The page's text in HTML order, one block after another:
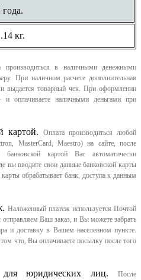
года.
кг.
производиться в наличными денежными
При наличном расчете дополнительная
выдается товарный чек. При оформлении
и оплачиваете наличными деньгами при
картой.
Оплата производиться любой
MasterCard, Maestro) на сайте, после
картой Вас автоматически
вы вводите свои данные банковской карты
обрабатывает банк, доступа к данным
Наложенный платеж используется Почтой
Ваш заказ, и Вы можете забрать
и доставку в Вашем населенном пункте.
что, Вы оплачиваете посылку после того
для юридических лиц.
После